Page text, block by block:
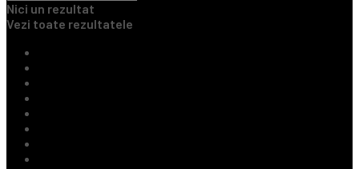
Nici un rezultat
Vezi toate rezultatele